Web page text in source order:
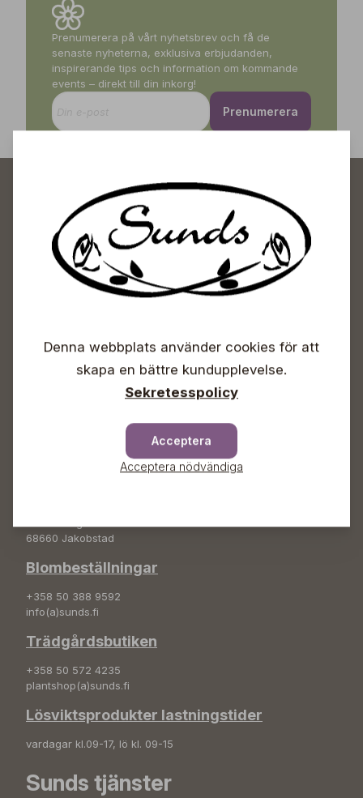
Prenumerera på vårt nyhetsbrev och få de
senaste nyheterna, exklusiva erbjudanden,
inspirerande tips och information om kommande
events – direkt till din inkorg!
Prenumerera
Sunds Trädgårdscenter
Vardagar 09-18
Söndagar Självbetjäning
68660 Jakobstad
Blombeställningar
+358 50 388 9592
info(a)sunds.fi
Trädgårdsbutiken
+358 50 572 4235
plantshop(a)sunds.fi
Lösviktsprodukter lastningstider
vardagar kl.09-17, lö kl. 09-15
Sunds tjänster
Denna webbplats använder cookies för att
skapa en bättre kundupplevelse.
Sekretesspolicy
Acceptera
Acceptera nödvändiga